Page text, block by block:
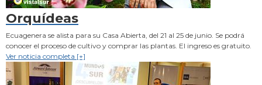
Orquídeas
Ecuagenera se alista para su Casa Abierta, del 21 al 25 de junio. Se podrá
conocer el proceso de cultivo y comprar las plantas. El ingreso es gratuito.
Ver noticia completa [+]